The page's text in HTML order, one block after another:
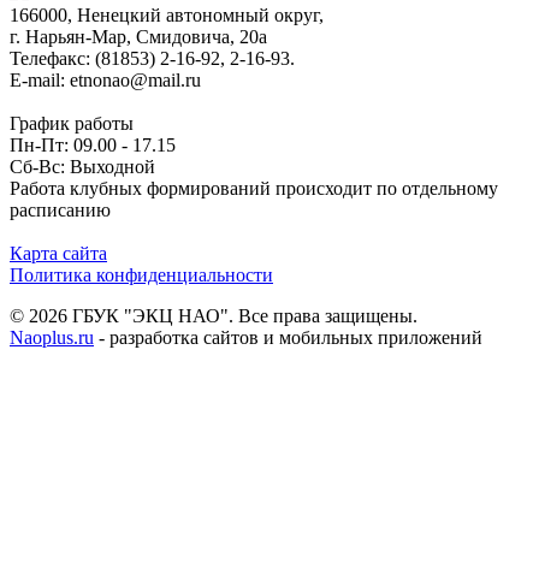
166000, Ненецкий автономный округ,
г. Нарьян-Мар, Смидовича, 20а
Телефакс: (81853) 2-16-92, 2-16-93.
E-mail: etnonao@mail.ru
График работы
Пн-Пт: 09.00 - 17.15
Сб-Вс: Выходной
Работа клубных формирований происходит по отдельному
расписанию
Карта сайта
Политика конфиденциальности
© 2026 ГБУК "ЭКЦ НАО". Все права защищены.
Naoplus.ru - разработка сайтов и мобильных приложений